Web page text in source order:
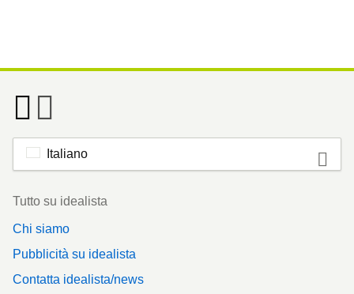
Italiano
Footer
Tutto su idealista
Chi siamo
Pubblicità su idealista
Contatta idealista/news